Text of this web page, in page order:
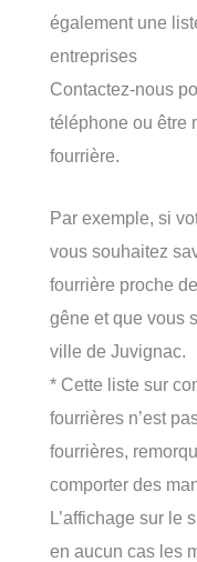
également une
entreprises
Contactez-nous
téléphone ou être
fourrière.
Par exemple, si
vous souhaitez
fourrière proche
gêne et que vous
ville de Juvignac.
* Cette liste sur
fourrières n’est
fourrières,
comporter des
L’affichage sur le
en aucun cas les